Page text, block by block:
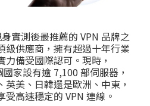
實測後最推薦的 VPN 品牌之
級供應商，擁有超過十年行業
備受國際認可。現時，
家設有逾 7,100 部伺服器，
美、日韓還是歐洲、中東，
高速穩定的 VPN 連線。